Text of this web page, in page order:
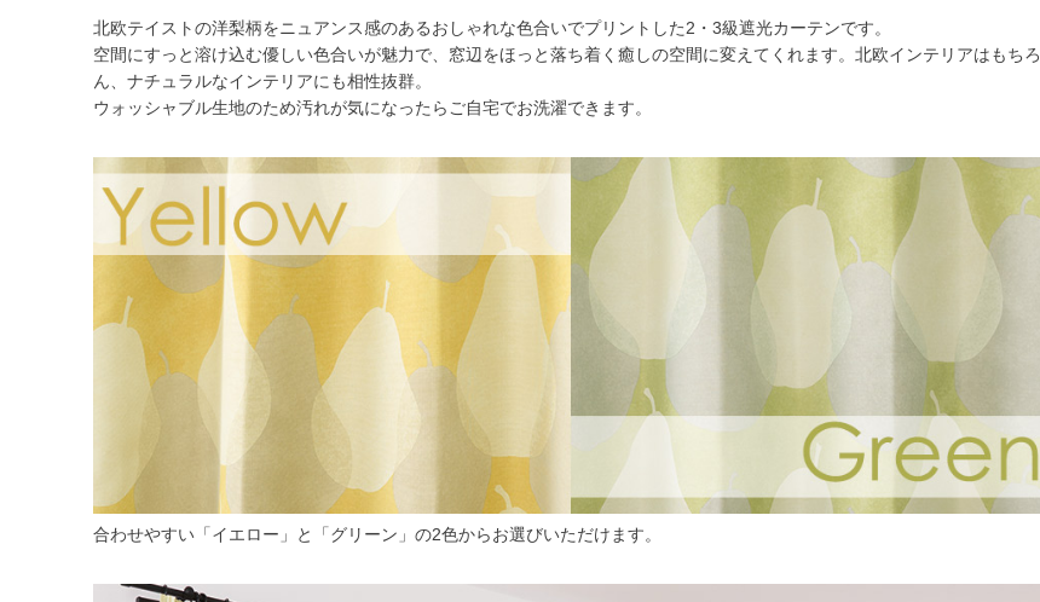
北欧テイストの洋梨柄をニュアンス感のあるおしゃれな色合いでプリントした2・3級遮光カーテンです。
空間にすっと溶け込む優しい色合いが魅力で、窓辺をほっと落ち着く癒しの空間に変えてくれます。北欧インテリアはもちろ
ん、ナチュラルなインテリアにも相性抜群。
ウォッシャブル生地のため汚れが気になったらご自宅でお洗濯できます。
合わせやすい「イエロー」と「グリーン」の2色からお選びいただけます。